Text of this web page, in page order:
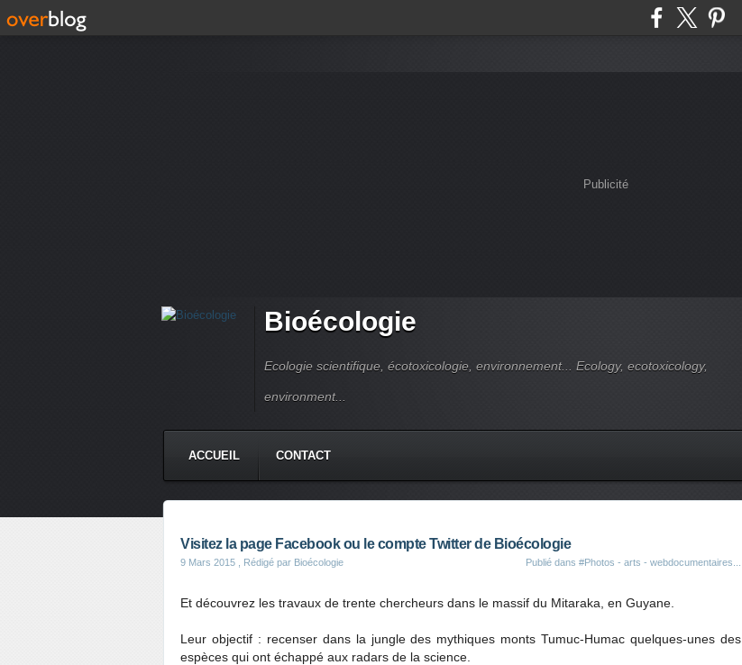
Publicité
Bioécologie
Ecologie scientifique, écotoxicologie, environnement... Ecology, ecotoxicology,
environment...
ACCUEIL CONTACT
Visitez la page Facebook ou le compte Twitter de Bioécologie
9 Mars 2015 , Rédigé par Bioécologie Publié dans #Photos - arts - webdocumentaires...
Et découvrez les travaux de trente chercheurs dans le massif du Mitaraka, en Guyane.
Leur objectif : recenser dans la jungle des mythiques monts Tumuc-Humac quelques-unes des
espèces qui ont échappé aux radars de la science.